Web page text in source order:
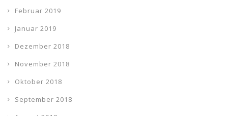
Februar 2019
Januar 2019
Dezember 2018
November 2018
Oktober 2018
September 2018